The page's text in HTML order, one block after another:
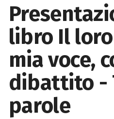
libro Il
mia voce,
dibattito -
parole